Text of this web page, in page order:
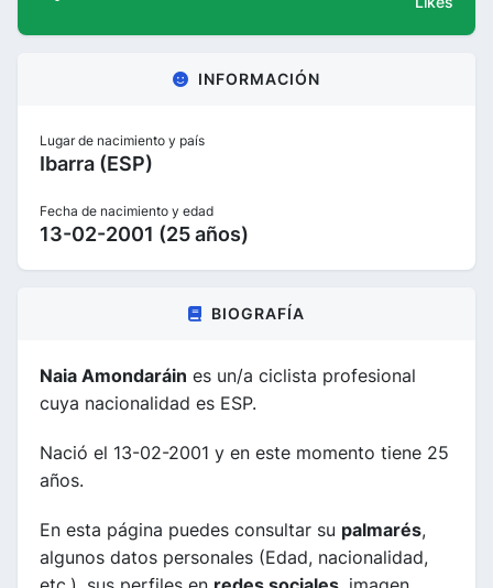
INFORMACIÓN
Lugar de nacimiento y país
Ibarra (ESP)
Fecha de nacimiento y edad
13-02-2001 (25 años)
BIOGRAFÍA
Naia Amondaráin es un/a ciclista profesional
cuya nacionalidad es ESP.
Nació el 13-02-2001 y en este momento tiene 25
años.
En esta página puedes consultar su palmarés,
algunos datos personales (Edad, nacionalidad,